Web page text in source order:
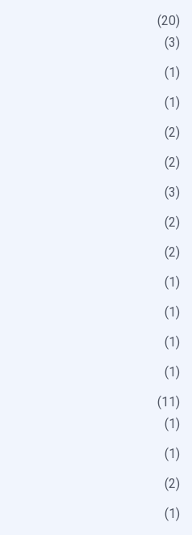
20
3
1
1
2
2
3
2
2
1
1
1
1
11
1
1
2
1